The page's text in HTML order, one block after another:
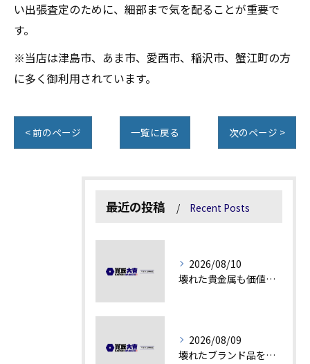
い出張査定のために、細部まで気を配ることが重要で
す。
※当店は津島市、あま市、愛西市、稲沢市、蟹江町の方
に多く御利用されています。
< 前のページ 一覧に戻る 次のページ >
最近の投稿 Recent Posts
2026/08/10
壊れた貴金属も価値を見極める方法
2026/08/09
壊れたブランド品を高額査定に変える秘訣